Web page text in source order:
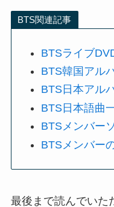
BTS関連記事
BTSライブ
BTS韓国アル
BTS日本アル
BTS日本語曲
BTSメンバー
BTSメンバー
最後まで読んでいた